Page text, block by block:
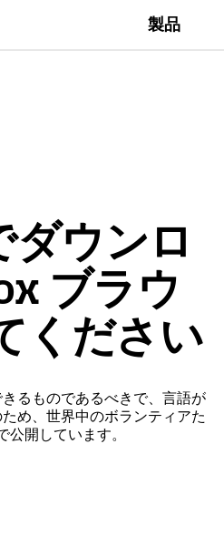
製品
ダウンロ
ブラウ
ください
るものであるべきで、言語が
め、世界中のボランティアた
開しています。